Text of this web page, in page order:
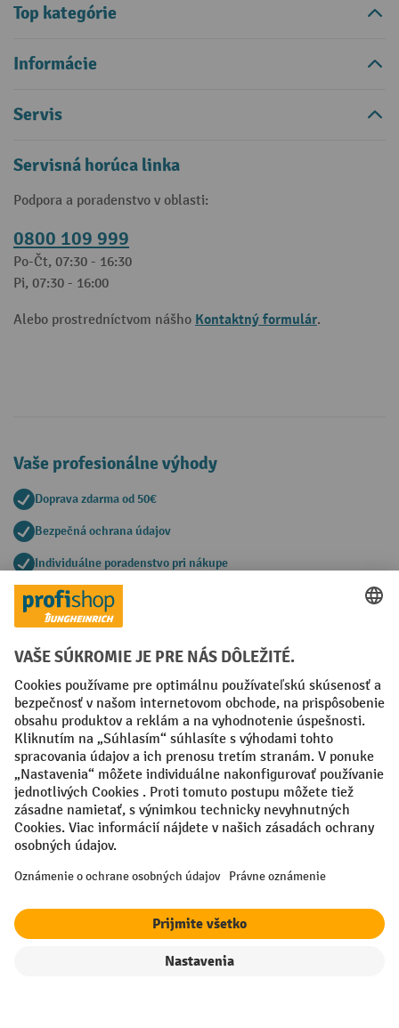
Top kategórie
Informácie
Servis
Servisná horúca linka
Podpora a poradenstvo v oblasti:
0800 109 999
Po-Čt, 07:30 - 16:30
Pi, 07:30 - 16:00
Alebo prostredníctvom nášho Kontaktný formulár.
Vaše profesionálne výhody
Doprava zdarma od 50€
Bezpečná ochrana údajov
Individuálne poradenstvo pri nákupe
Spôsoby platby
Faktúra Predplatba
Sociálne siete
Facebook
YouTube
LinkedIn
Nastavenia ochrany osobných údajov
All prices excl. VAT plus shipping costsand possible delivery charges,
if not stated otherwise.